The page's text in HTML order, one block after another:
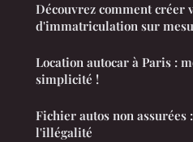
Découvrez comment créer
d'immatriculation sur
Location autocar à Paris :
simplicité !
Fichier autos non assurées
l'illégalité